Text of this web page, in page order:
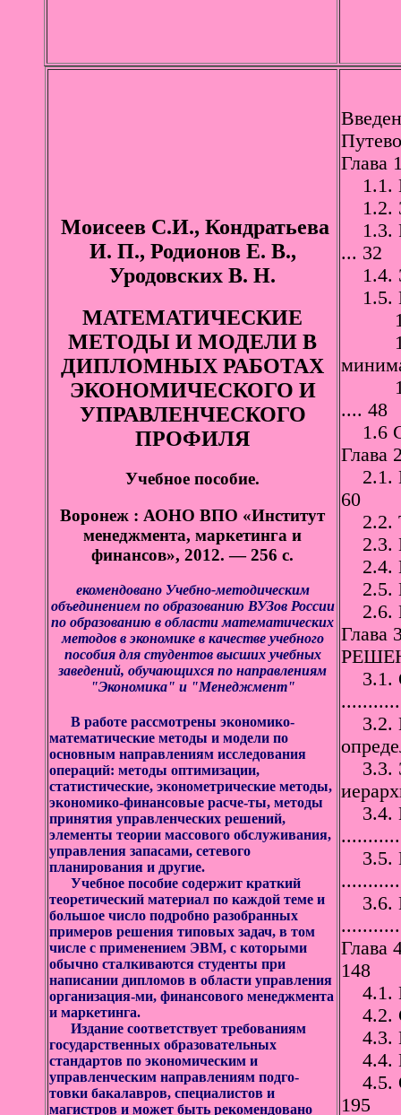
Моисеев С.И., Кондратьева
И. П., Родионов Е. В.,
Уродовских В. Н.
МАТЕМАТИЧЕСКИЕ
МЕТОДЫ И МОДЕЛИ В
ДИПЛОМНЫХ РАБОТАХ
ЭКОНОМИЧЕСКОГО И
УПРАВЛЕНЧЕСКОГО
ПРОФИЛЯ
Учебное пособие.
Воронеж : АОНО ВПО «Институт
менеджмента, маркетинга и
финансов», 2012. — 256 с.
екомендовано Учебно-методическим
объединением по образованию ВУЗов России
по образованию в области математических
методов в экономике в качестве учебного
пособия для студентов высших учебных
заведений, обучающихся по направлениям
"Экономика" и "Менеджмент"
В работе рассмотрены экономико-
математические методы и модели по
основным направлениям исследования
операций: методы оптимизации,
статистические, эконометрические методы,
экономико-финансовые расче-ты, методы
принятия управленческих решений,
элементы теории массового обслуживания,
управления запасами, сетевого
планирования и другие.
Учебное пособие содержит краткий
теоретический материал по каждой теме и
большое число подробно разобранных
примеров решения типовых задач, в том
числе с применением ЭВМ, с которыми
обычно сталкиваются студенты при
написании дипломов в области управления
организация-ми, финансового менеджмента
и маркетинга.
Издание соответствует требованиям
государственных образовательных
стандартов по экономическим и
управленческим направлениям подго-
товки бакалавров, специалистов и
магистров и может быть рекомендовано
1.1.
1.2.
1.3.
... 32
1.4.
1.5.
.... 48
1.6
2.1.
60
2.2.
2.3.
2.4.
2.5.
2.6.
3.1.
3.2.
3.3.
3.4.
3.5.
3.6.
148
4.1.
4.2.
4.3.
4.4.
4.5.
195